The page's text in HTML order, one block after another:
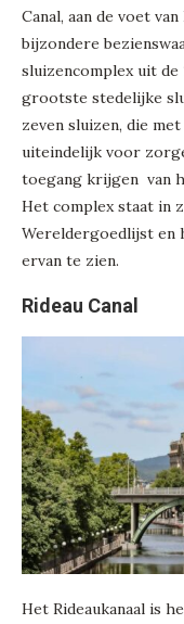
Canal, aan de voet
bijzondere
sluizencomplex uit de
grootste stedelijke
zeven sluizen, die
uiteindelijk voor
toegang krijgen van
Het complex staat in
Wereldergoedlijst en
ervan te zien.
Rideau Canal
Het Rideaukanaal is